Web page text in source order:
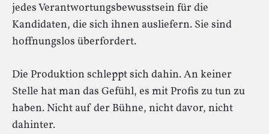
jedes Verantwortungsbewusstsein für die
Kandidaten, die sich ihnen ausliefern. Sie sind
hoffnungslos überfordert.
Die Produktion schleppt sich dahin. An keiner
Stelle hat man das Gefühl, es mit Profis zu tun zu
haben. Nicht auf der Bühne, nicht davor, nicht
dahinter.